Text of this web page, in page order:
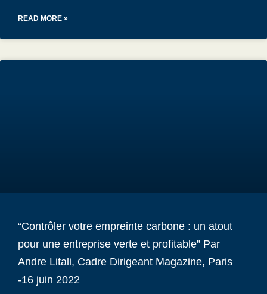
READ MORE »
“Contrôler votre empreinte carbone : un atout
pour une entreprise verte et profitable” Par
Andre Litali, Cadre Dirigeant Magazine, Paris
-16 juin 2022